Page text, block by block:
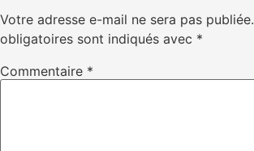
Votre adresse e-mail ne sera pas publiée.
obligatoires sont indiqués avec *
Commentaire *